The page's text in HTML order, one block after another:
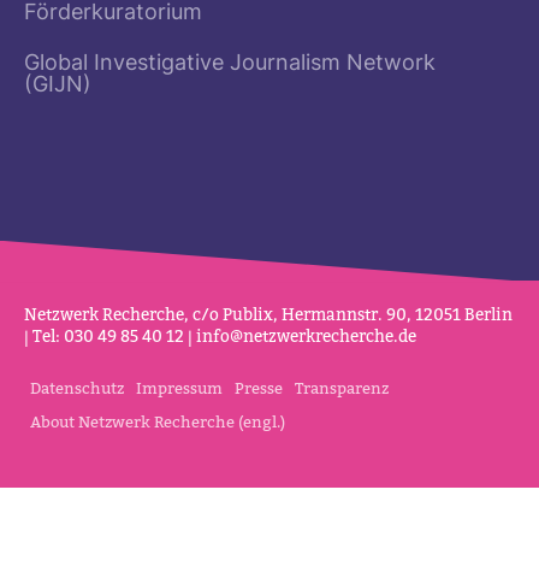
Förderkuratorium
Global Investigative Journalism Network
(GIJN)
Netz­werk Recherche, c/o Publix, Her­mannstr. 90, 12051 Berlin
| Tel: 030 49 85 40 12 | info@netz­werk­re­cherche.de
Datenschutz Impressum Presse Transparenz
About Netzwerk Recherche (engl.)